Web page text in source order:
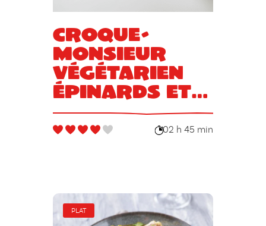
Croque-
monsieur
végétarien
épinards et
gouda
02 h 45 min
PLAT